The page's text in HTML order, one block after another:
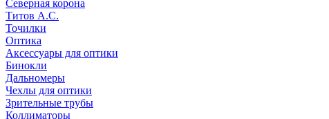
Северная корона
Титов А.С.
Точилки
Оптика
Аксессуары для оптики
Бинокли
Дальномеры
Чехлы для оптики
Зрительные трубы
Коллиматоры